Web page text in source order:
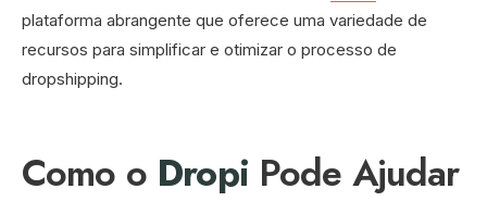
plataforma abrangente que oferece uma variedade de
recursos para simplificar e otimizar o processo de
dropshipping.
Como o Dropi Pode Ajudar